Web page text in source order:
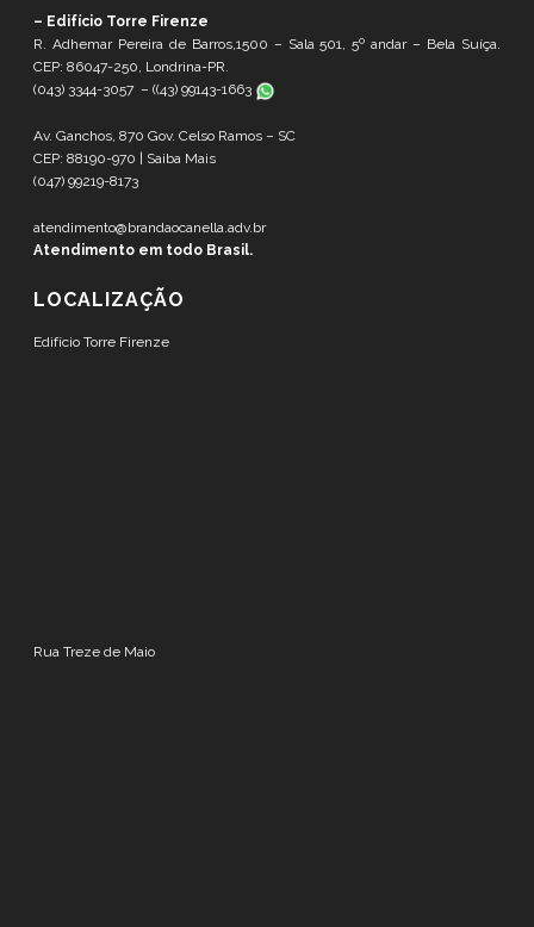
– Edifício Torre Firenze
R. Adhemar Pereira de Barros,1500 – Sala 501, 5º andar – Bela Suíça.
CEP: 86047-250, Londrina-PR.
(043) 3344-3057 – ((43) 99143-1663
Av. Ganchos, 870 Gov. Celso Ramos – SC
CEP: 88190-970 | Saiba Mais
(047) 99219-8173
atendimento@brandaocanella.adv.br
Atendimento em todo Brasil.
LOCALIZAÇÃO
Edifício Torre Firenze
Rua Treze de Maio